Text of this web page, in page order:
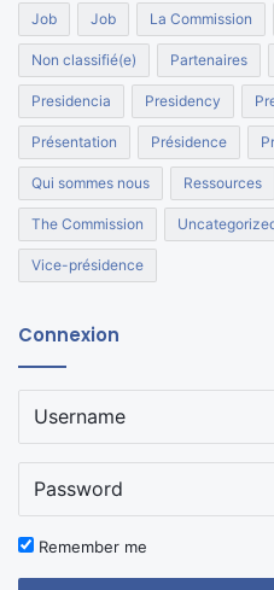
Job Job La Commission
Non classifié(e) Partenaires
Presidencia Presidency
Présentation Présidence
Qui sommes nous Ressources
The Commission
Vice-présidence
Connexion
Remember me